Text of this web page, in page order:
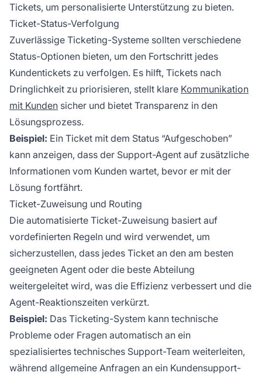
Tickets, um personalisierte Unterstützung zu bieten.
Ticket-Status-Verfolgung
Zuverlässige Ticketing-Systeme sollten verschiedene
Status-Optionen bieten, um den Fortschritt jedes
Kundentickets zu verfolgen. Es hilft, Tickets nach
Dringlichkeit zu priorisieren, stellt klare Kommunikation
mit Kunden sicher und bietet Transparenz in den
Lösungsprozess.
Beispiel: Ein Ticket mit dem Status “Aufgeschoben”
kann anzeigen, dass der Support-Agent auf zusätzliche
Informationen vom Kunden wartet, bevor er mit der
Lösung fortfährt.
Ticket-Zuweisung und Routing
Die automatisierte Ticket-Zuweisung basiert auf
vordefinierten Regeln und wird verwendet, um
sicherzustellen, dass jedes Ticket an den am besten
geeigneten Agent oder die beste Abteilung
weitergeleitet wird, was die Effizienz verbessert und die
Agent-Reaktionszeiten verkürzt.
Beispiel: Das Ticketing-System kann technische
Probleme oder Fragen automatisch an ein
spezialisiertes technisches Support-Team weiterleiten,
während allgemeine Anfragen an ein Kundensupport-